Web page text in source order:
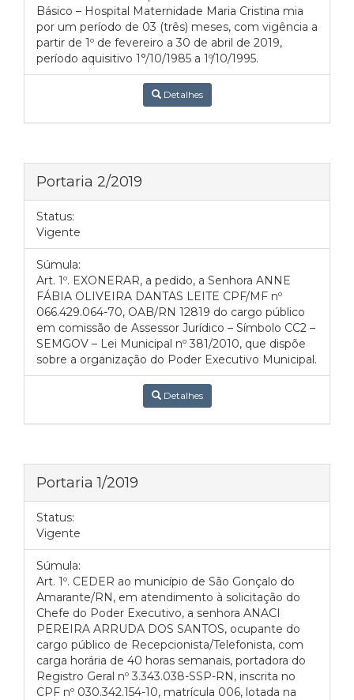
Básico – Hospital Maternidade Maria Cristina mia
por um período de 03 (três) meses, com vigência a
partir de 1º de fevereiro a 30 de abril de 2019,
período aquisitivo 1°/10/1985 a 1º/10/1995.
Detalhes
Portaria 2/2019
Status:
Vigente
Súmula:
Art. 1º. EXONERAR, a pedido, a Senhora ANNE
FÁBIA OLIVEIRA DANTAS LEITE CPF/MF nº
066.429.064-70, OAB/RN 12819 do cargo público
em comissão de Assessor Jurídico – Símbolo CC2 –
SEMGOV – Lei Municipal nº 381/2010, que dispõe
sobre a organização do Poder Executivo Municipal.
Detalhes
Portaria 1/2019
Status:
Vigente
Súmula:
Art. 1º. CEDER ao município de São Gonçalo do
Amarante/RN, em atendimento à solicitação do
Chefe do Poder Executivo, a senhora ANACI
PEREIRA ARRUDA DOS SANTOS, ocupante do
cargo público de Recepcionista/Telefonista, com
carga horária de 40 horas semanais, portadora do
Registro Geral nº 3.343.038-SSP-RN, inscrita no
CPF nº 030.342.154-10, matrícula 006, lotada na